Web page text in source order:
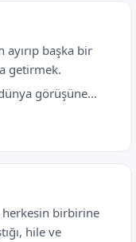
başka bir
getirmek.
görüşüne...
herkesin birbirine
hile ve